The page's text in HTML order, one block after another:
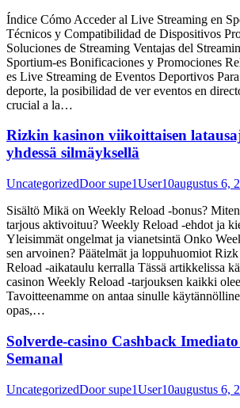
Índice Cómo Acceder al Live Streaming en
Técnicos y Compatibilidad de Dispositivos
Soluciones de Streaming Ventajas del
Sportium-es Bonificaciones y Promociones
es Live Streaming de Eventos Deportivos
deporte, la posibilidad de ver eventos en
crucial a la…
Rizkin kasinon viikoittaisen
yhdessä silmäyksellä
UncategorizedDoorsupe1User10augustus 6,
Sisältö Mikä on Weekly Reload -bonus?
tarjous aktivoituu? Weekly Reload -ehdot ja
Yleisimmät ongelmat ja vianetsintä Onko
sen arvoinen? Päätelmät ja loppuhuomiot
Reload -aikataulu kerralla Tässä artikkelissa
casinon Weekly Reload -tarjouksen kaikki
Tavoitteenamme on antaa sinulle
opas,…
Solverde-casino Cashback
Semanal
UncategorizedDoorsupe1User10augustus 6,